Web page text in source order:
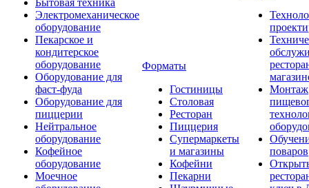
Бытовая техника
Электромеханическое
оборудование
Пекарское и
кондитерское
оборудование
Оборудование для
фаст-фуда
Оборудование для
пиццерии
Нейтральное
оборудование
Кофейное
оборудование
Моечное
Форматы
Гостиницы
Столовая
Ресторан
Пиццерия
Супермаркеты
и магазины
Кофейни
Пекарни
Монтаж
поваров